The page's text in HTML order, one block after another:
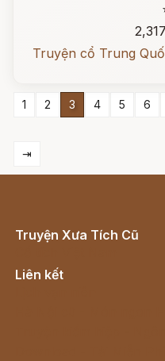
Truyện cổ Trung
1 2 3 4 5 6
⇥
Truyện Xưa Tích Cũ
Liên kết